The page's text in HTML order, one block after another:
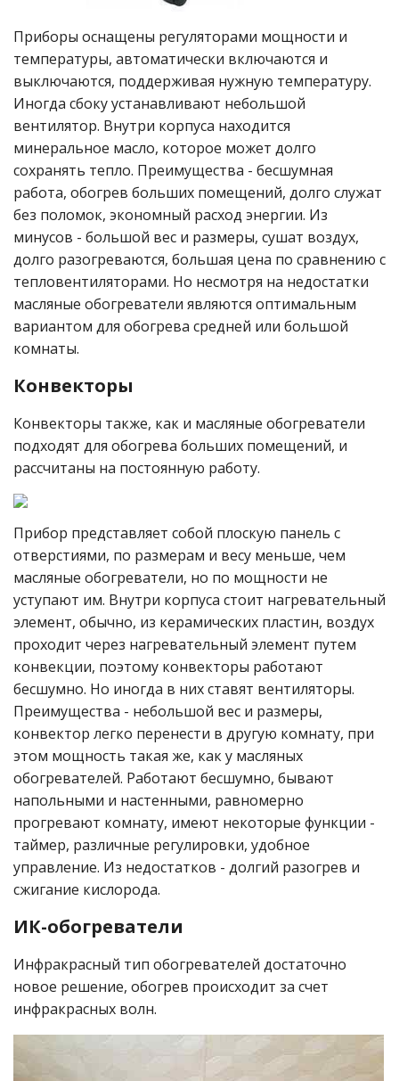
Приборы оснащены регуляторами мощности и
температуры, автоматически включаются и
выключаются, поддерживая нужную температуру.
Иногда сбоку устанавливают небольшой
вентилятор. Внутри корпуса находится
минеральное масло, которое может долго
сохранять тепло. Преимущества - бесшумная
работа, обогрев больших помещений, долго служат
без поломок, экономный расход энергии. Из
минусов - большой вес и размеры, сушат воздух,
долго разогреваются, большая цена по сравнению с
тепловентиляторами. Но несмотря на недостатки
масляные обогреватели являются оптимальным
вариантом для обогрева средней или большой
комнаты.
Конвекторы
Конвекторы также, как и масляные обогреватели
подходят для обогрева больших помещений, и
рассчитаны на постоянную работу.
Прибор представляет собой плоскую панель с
отверстиями, по размерам и весу меньше, чем
масляные обогреватели, но по мощности не
уступают им. Внутри корпуса стоит нагревательный
элемент, обычно, из керамических пластин, воздух
проходит через нагревательный элемент путем
конвекции, поэтому конвекторы работают
бесшумно. Но иногда в них ставят вентиляторы.
Преимущества - небольшой вес и размеры,
конвектор легко перенести в другую комнату, при
этом мощность такая же, как у масляных
обогревателей. Работают бесшумно, бывают
напольными и настенными, равномерно
прогревают комнату, имеют некоторые функции -
таймер, различные регулировки, удобное
управление. Из недостатков - долгий разогрев и
сжигание кислорода.
ИК-обогреватели
Инфракрасный тип обогревателей достаточно
новое решение, обогрев происходит за счет
инфракрасных волн.